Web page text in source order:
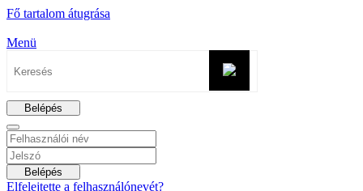
Fő tartalom átugrása
Menü
Belépés
Belépés
Elfelejtette a felhasználónevét?